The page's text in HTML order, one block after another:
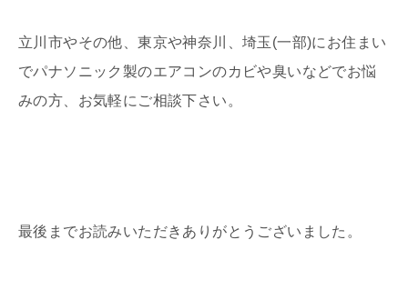
立川市やその他、東京や神奈川、埼玉(一部)にお住まい
でパナソニック製のエアコンのカビや臭いなどでお悩
みの方、お気軽にご相談下さい。
最後までお読みいただきありがとうございました。